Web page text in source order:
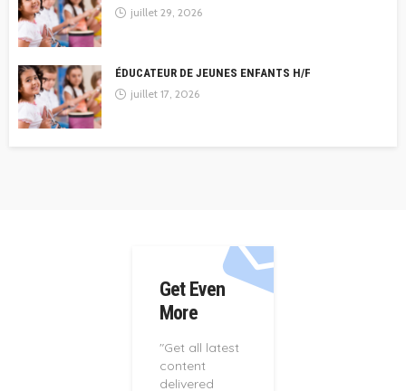
juillet 29, 2026
ÉDUCATEUR DE JEUNES ENFANTS H/F
juillet 17, 2026
Get Even
More
"Get all latest
content
delivered